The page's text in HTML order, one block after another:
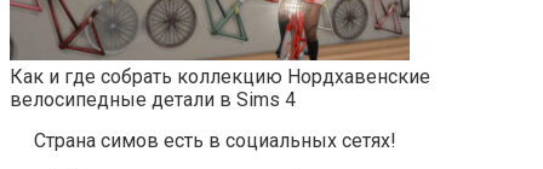
Как и где собрать коллекцию Нордхавенские
велосипедные детали в Sims 4
Страна симов есть в социальных сетях!